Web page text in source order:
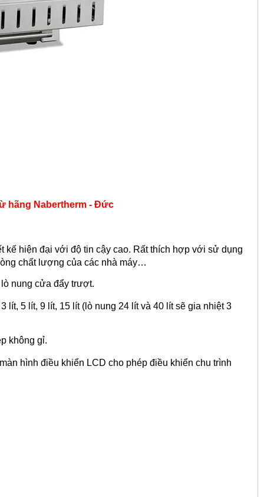
hãng Nabertherm - Đức
kế hiện đại với độ tin cậy cao. Rất thích hợp với sử dụng
chất lượng của các nhà máy…
nung cửa đẩy trượt.
lít, 5 lít, 9 lít, 15 lít (lò nung 24 lít và 40 lít sẽ gia nhiệt 3
không gỉ.
hình điều khiển LCD cho phép điều khiển chu trình